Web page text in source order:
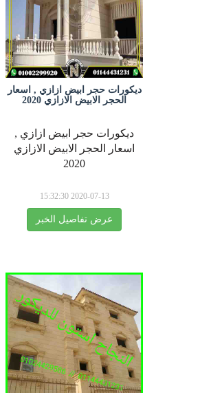
ديكورات حجر ابيض ازازي , اسعار
الحجر الابيض الازازي 2020
ديكورات حجر ابيض ازازي ,
اسعار الحجر الابيض الازازي
2020
2020-07-13 15:32:30
عرض تفاصيل الخبر